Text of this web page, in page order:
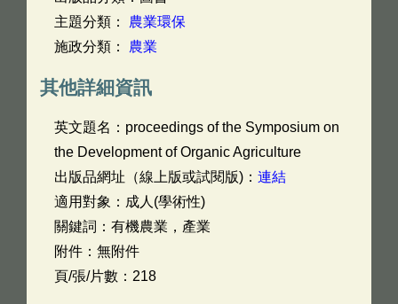
主題分類： 農業環保
施政分類： 農業
其他詳細資訊
英文題名： proceedings of the Symposium on
the Development of Organic Agriculture
出版品網址（線上版或試閱版)： 連結
適用對象：成人(學術性)
關鍵詞：有機農業，產業
附件：無附件
頁/張/片數：218